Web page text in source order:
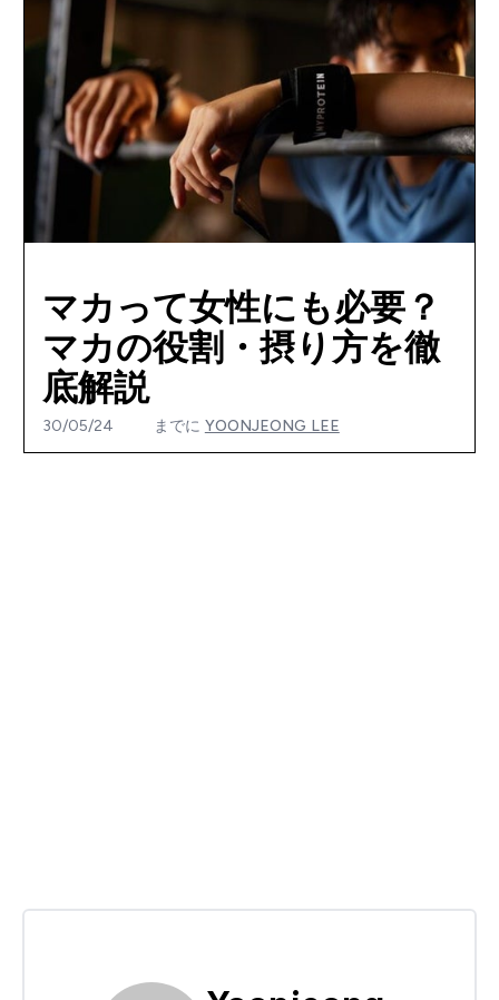
マカって女性にも必要？
マカの役割・摂り方を徹
底解説
30/05/24 までに YOONJEONG LEE